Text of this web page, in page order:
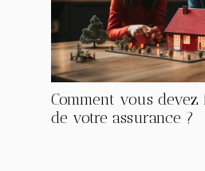
Comment vous
de votre assurance ?